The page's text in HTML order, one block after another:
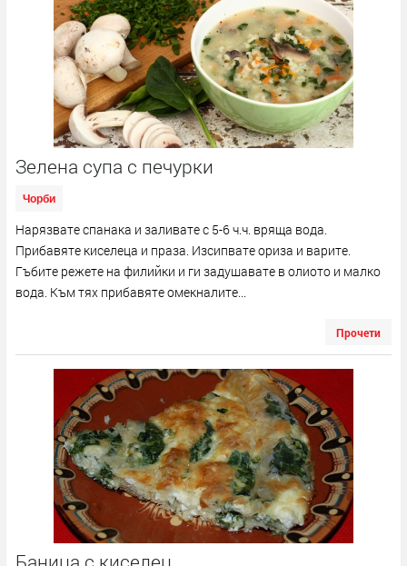
Зелена супа с печурки
Чорби
Нарязвате спанака и заливате с 5-6 ч.ч. вряща вода.
Прибавяте киселеца и праза. Изсипвате ориза и варите.
Гъбите режете на филийки и ги задушавате в олиото и малко
вода. Към тях прибавяте омекналите...
Прочети